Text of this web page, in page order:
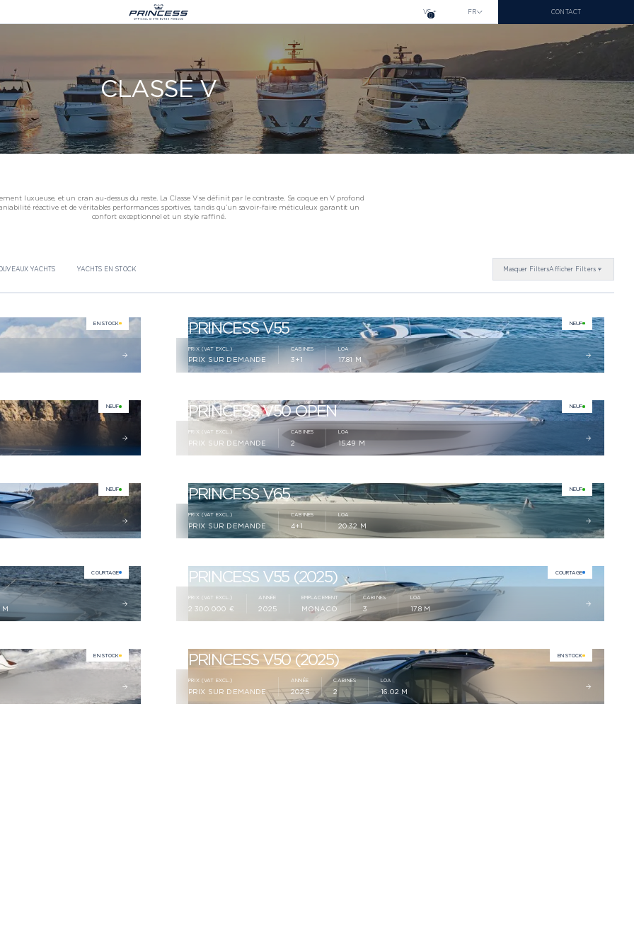
VS0 FR CONTACT
CROATIA
LOGISTIQUE
ANNONCE LE S74, UNE ÉVOLUTION
L’ICONIQUE S CLASS, LANCEMENT
REJOIGNEZ-NOUS AU BOOT DÜSSELDORF 2026
Le Castellara 9,
Avenue President JF Kennedy,
98000 Monaco
+377 977 08 444
CLASSE V
luxueuse, et un cran au-dessus du reste. La Classe V se définit par le contraste. Sa coque en V profond
réactive et de véritables performances sportives, tandis qu’un savoir-faire méticuleux garantit un
confort exceptionnel et un style raffiné.
YACHTS YACHTS EN STOCK MasquerFiltersAfficher Filters
EN STOCK PRINCESS V55 NEUF
PRIX (VAT EXCL.)
PRIX SUR DEMANDE
CABINES
3+1
LOA
17.81 M
NEUF PRINCESS V50 OPEN NEUF
PRIX (VAT EXCL.)
PRIX SUR DEMANDE
CABINES
2
LOA
15.49 M
NEUF PRINCESS V65 NEUF
PRIX (VAT EXCL.)
PRIX SUR DEMANDE
CABINES
4+1
LOA
20.32 M
COURTAGE
M
PRINCESS V55 (2025) COURTAGE
PRIX (VAT EXCL.)
2 300 000 €
ANNÉE
2025
EMPLACEMENT
MONACO
CABINES
3
LOA
17.8 M
EN STOCK PRINCESS V50 (2025) EN STOCK
PRIX (VAT EXCL.)
PRIX SUR DEMANDE
ANNÉE
2025
CABINES
2
LOA
16.02 M